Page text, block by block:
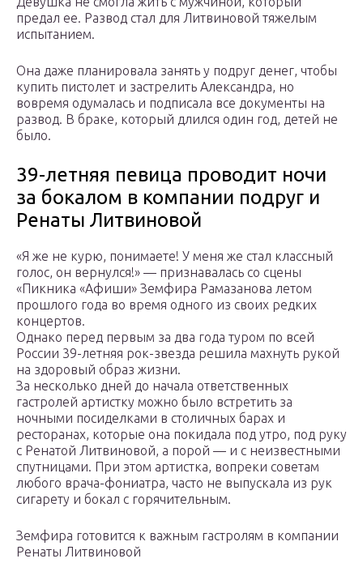
предал ее. Развод стал для Литвиновой тяжелым
испытанием.
Она даже планировала занять у подруг денег, чтобы
купить пистолет и застрелить Александра, но
вовремя одумалась и подписала все документы на
развод. В браке, который длился один год, детей не
было.
39-летняя певица проводит ночи
за бокалом в компании подруг и
Ренаты Литвиновой
«Я же не курю, понимаете! У меня же стал классный
голос, он вернулся!» — признавалась со сцены
«Пикника «Афиши» Земфира Рамазанова летом
прошлого года во время одного из своих редких
концертов.
Однако перед первым за два года туром по всей
России 39-летняя рок-звезда решила махнуть рукой
на здоровый образ жизни.
За несколько дней до начала ответственных
гастролей артистку можно было встретить за
ночными посиделками в столичных барах и
ресторанах, которые она покидала под утро, под руку
с Ренатой Литвиновой, а порой — и с неизвестными
спутницами. При этом артистка, вопреки советам
любого врача-фониатра, часто не выпускала из рук
сигарету и бокал с горячительным.
Земфира готовится к важным гастролям в компании
Ренаты Литвиновой